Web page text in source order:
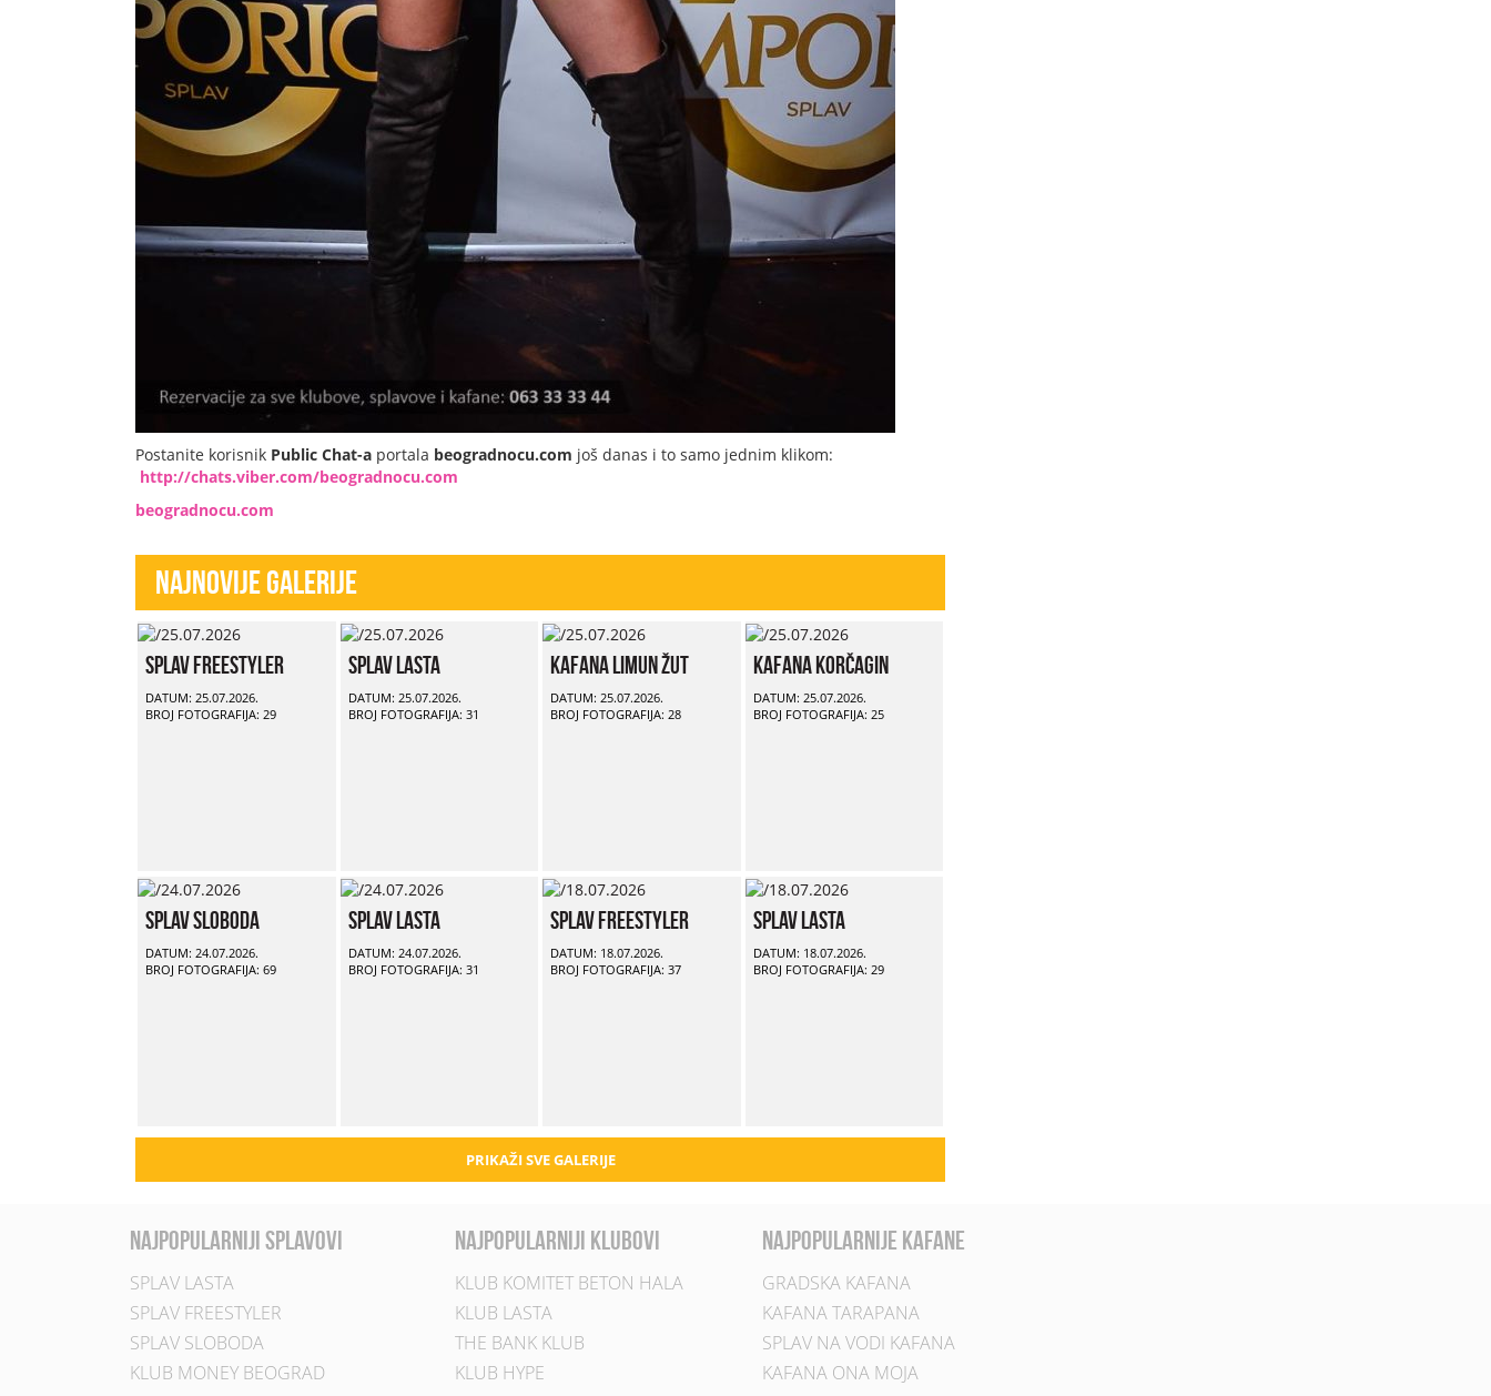
Postanite korisnik Public Chat-a portala beogradnocu.com još danas i to samo jednim klikom:
http://chats.viber.com/beogradnocu.com
beogradnocu.com
Najnovije Galerije
Splav Freestyler
DATUM: 25.07.2026.
BROJ FOTOGRAFIJA: 29
Splav Lasta
DATUM: 25.07.2026.
BROJ FOTOGRAFIJA: 31
Kafana Limun Žut
DATUM: 25.07.2026.
BROJ FOTOGRAFIJA: 28
Kafana Korčagin
DATUM: 25.07.2026.
BROJ FOTOGRAFIJA: 25
Splav Sloboda
DATUM: 24.07.2026.
BROJ FOTOGRAFIJA: 69
Splav Lasta
DATUM: 24.07.2026.
BROJ FOTOGRAFIJA: 31
Splav Freestyler
DATUM: 18.07.2026.
BROJ FOTOGRAFIJA: 37
Splav Lasta
DATUM: 18.07.2026.
BROJ FOTOGRAFIJA: 29
PRIKAŽI SVE GALERIJE
najpopularniji splavovi
SPLAV LASTA
SPLAV FREESTYLER
SPLAV SLOBODA
KLUB MONEY BEOGRAD
najpopularniji klubovi
KLUB KOMITET BETON HALA
KLUB LASTA
THE BANK KLUB
KLUB HYPE
najpopularnije kafane
GRADSKA KAFANA
KAFANA TARAPANA
SPLAV NA VODI KAFANA
KAFANA ONA MOJA